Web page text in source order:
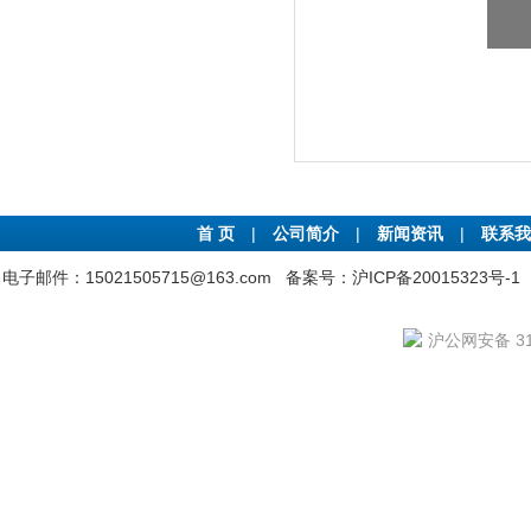
首 页 | 公司简介 | 新闻资讯 | 联系
电子邮件：15021505715@163.com 备案号：沪ICP备20015323号-1
沪公网安备